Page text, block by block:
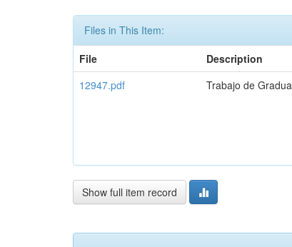
Files in This Item:
File
Description
12947.pdf
Trabajo de
Show full item record